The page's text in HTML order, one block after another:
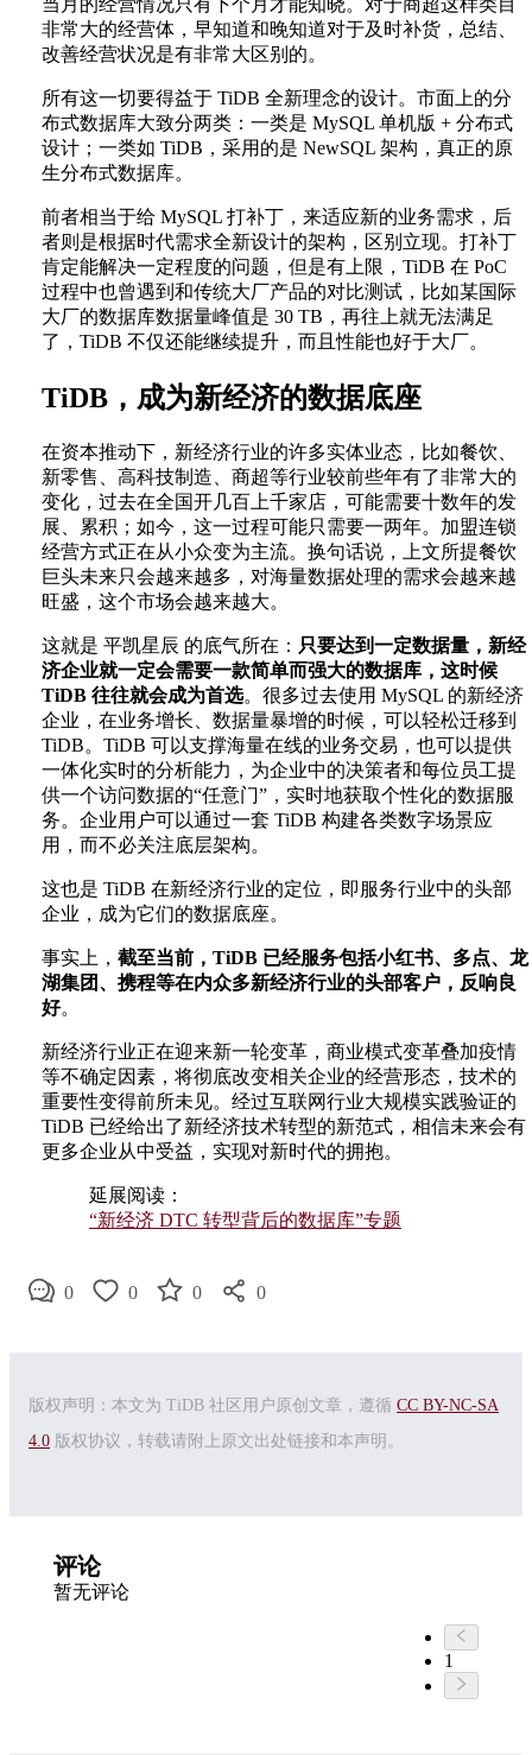
当月的经营情况只有下个月才能知晓。对于商超这样类目
非常大的经营体，早知道和晚知道对于及时补货，总结、
改善经营状况是有非常大区别的。
所有这一切要得益于 TiDB 全新理念的设计。市面上的分
布式数据库大致分两类：一类是 MySQL 单机版 + 分布式
设计；一类如 TiDB，采用的是 NewSQL 架构，真正的原
生分布式数据库。
前者相当于给 MySQL 打补丁，来适应新的业务需求，后
者则是根据时代需求全新设计的架构，区别立现。打补丁
肯定能解决一定程度的问题，但是有上限，TiDB 在 PoC
过程中也曾遇到和传统大厂产品的对比测试，比如某国际
大厂的数据库数据量峰值是 30 TB，再往上就无法满足
了，TiDB 不仅还能继续提升，而且性能也好于大厂。
TiDB，成为新经济的数据底座
在资本推动下，新经济行业的许多实体业态，比如餐饮、
新零售、高科技制造、商超等行业较前些年有了非常大的
变化，过去在全国开几百上千家店，可能需要十数年的发
展、累积；如今，这一过程可能只需要一两年。加盟连锁
经营方式正在从小众变为主流。换句话说，上文所提餐饮
巨头未来只会越来越多，对海量数据处理的需求会越来越
旺盛，这个市场会越来越大。
这就是 平凯星辰 的底气所在： 只要达到一定数据量，新经
济企业就一定会需要一款简单而强大的数据库，这时候
TiDB 往往就会成为首选。很多过去使用 MySQL 的新经济
企业，在业务增长、数据量暴增的时候，可以轻松迁移到
TiDB。TiDB 可以支撑海量在线的业务交易，也可以提供
一体化实时的分析能力，为企业中的决策者和每位员工提
供一个访问数据的“任意门”，实时地获取个性化的数据服
务。企业用户可以通过一套 TiDB 构建各类数字场景应
用，而不必关注底层架构。
这也是 TiDB 在新经济行业的定位，即服务行业中的头部
企业，成为它们的数据底座。
事实上， 截至当前，TiDB 已经服务包括小红书、多点、龙
湖集团、携程等在内众多新经济行业的头部客户，反响良
好。
新经济行业正在迎来新一轮变革，商业模式变革叠加疫情
等不确定因素，将彻底改变相关企业的经营形态，技术的
重要性变得前所未见。经过互联网行业大规模实践验证的
TiDB 已经给出了新经济技术转型的新范式，相信未来会有
更多企业从中受益，实现对新时代的拥抱。
延展阅读：
“新经济 DTC 转型背后的数据库”专题
0 0 0 0
版权声明：本文为 TiDB 社区用户原创文章，遵循 CC BY-NC-SA
4.0 版权协议，转载请附上原文出处链接和本声明。
评论
暂无评论
1